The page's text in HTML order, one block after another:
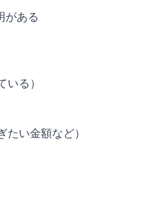
がある
いる）
い金額など）